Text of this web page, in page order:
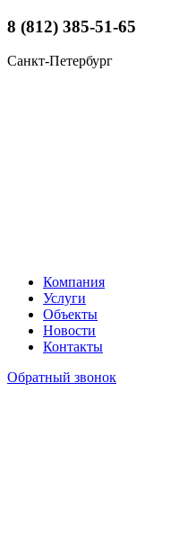
8 (812) 385-51-65
Санкт-Петербург
Компания
Услуги
Объекты
Новости
Контакты
Обратный звонок